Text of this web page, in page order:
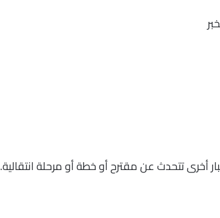
أخرى تتحدث عن مقترح أو خطة أو مرحلة انتقالية.